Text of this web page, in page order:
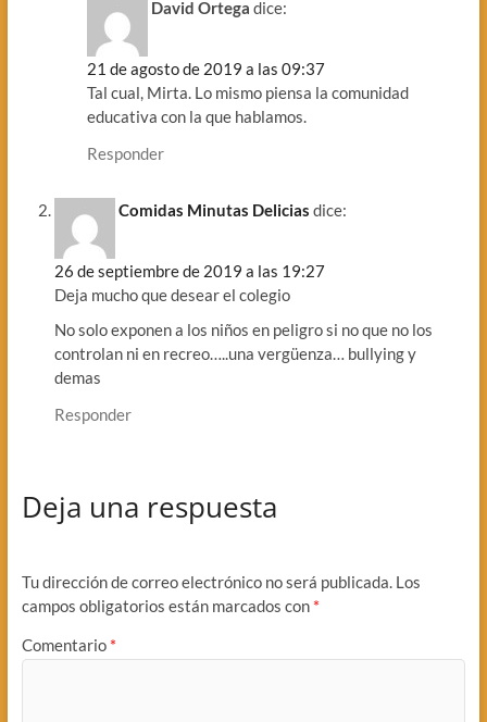
David Ortega dice:
21 de agosto de 2019 a las 09:37
Tal cual, Mirta. Lo mismo piensa la comunidad
educativa con la que hablamos.
Responder
Comidas Minutas Delicias dice:
26 de septiembre de 2019 a las 19:27
Deja mucho que desear el colegio
No solo exponen a los niños en peligro si no que no los
controlan ni en recreo…..una vergüenza… bullying y
demas
Responder
Deja una respuesta
Tu dirección de correo electrónico no será publicada. Los
campos obligatorios están marcados con *
Comentario *